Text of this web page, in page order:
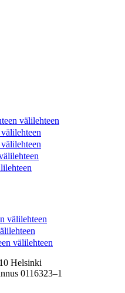
välilehteen
välilehteen
välilehteen
Helsinki
0116323–1